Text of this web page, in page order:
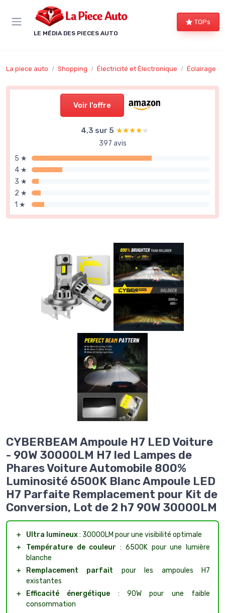
LE MÉDIA DES PIECES AUTO
TOPs
La piece auto Shopping Électricité et Électronique Éclairage
Voir l'offre
4,3 sur 5 ★★★★★
★★★★★
397 avis
5 ★
4 ★
3 ★
2 ★
1 ★
CYBERBEAM Ampoule H7 LED Voiture
- 90W 30000LM H7 led Lampes de
Phares Voiture Automobile 800%
Luminosité 6500K Blanc Ampoule LED
H7 Parfaite Remplacement pour Kit de
Conversion, Lot de 2 h7 90W 30000LM
＋ Ultra lumineux: 30000LM pour une visibilité optimale
＋
Température de couleur : 6500K pour une lumière
blanche
＋
Remplacement parfait pour les ampoules H7
existantes
＋
Efficacité énergétique : 90W pour une faible
consommation
Panneau de gestion des cookies